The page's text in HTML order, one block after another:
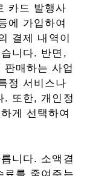
카드 발행사
에 가입하여
결제 내역이
니다. 반면,
매하는 사업
정 서비스나
. 또한, 개인정
게 선택하여
니다. 소액결
료를 줄여주는